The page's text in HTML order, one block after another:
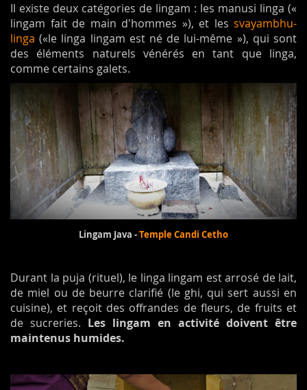
Il existe deux catégories de lingam : les manusi linga («
lingam fait de main d'hommes »), et les svayambhu-
linga («le linga lingam est né de lui-même »), qui sont
des éléments naturels vénérés en tant que linga,
comme certains galets.
Lingam Java -TempleCandi Cetho
Durant la puja (rituel), le linga lingam est arrosé de lait,
de miel ou de beurre clarifié (le ghi, qui sert aussi en
cuisine), et reçoit des offrandes de fleurs, de fruits et
de sucreries. Les lingam en activité doivent être
maintenus humides.